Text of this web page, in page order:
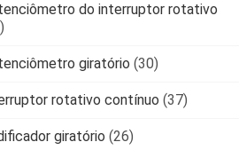
do interruptor rotativo
giratório (30)
rotativo contínuo (37)
giratório (26)